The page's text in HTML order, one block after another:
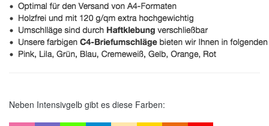
Neben Intensivgelb gibt es diese Farben: